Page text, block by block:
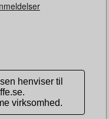
henviser til
virksomhed.